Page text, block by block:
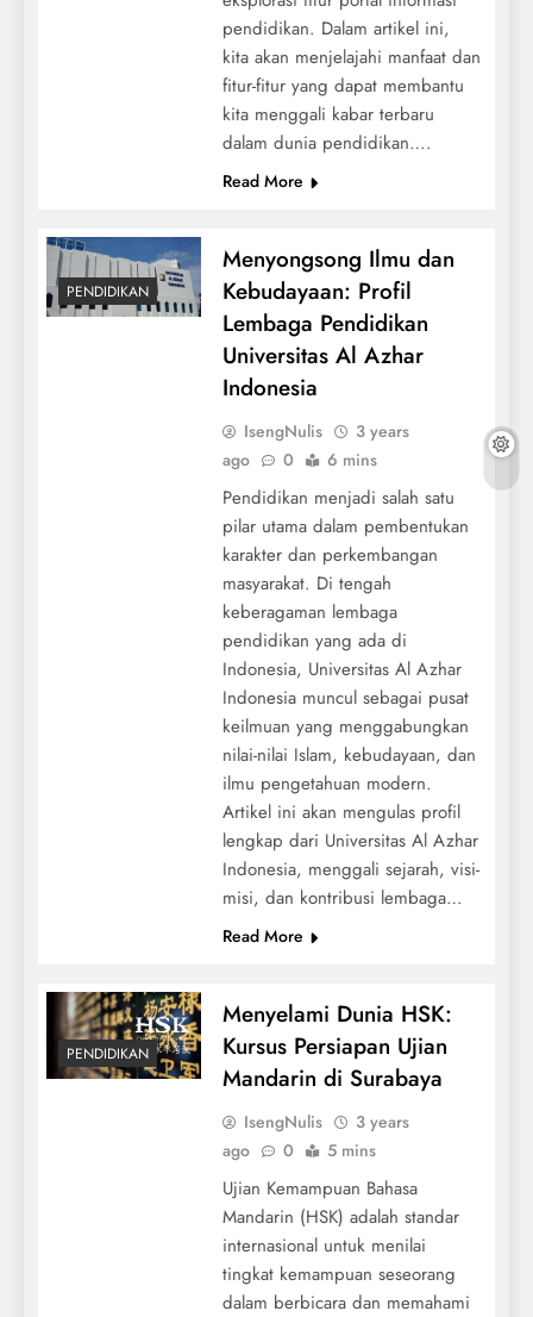
pendidikan. Dalam artikel ini,
kita akan menjelajahi manfaat dan
fitur-fitur yang dapat membantu
kita menggali kabar terbaru
dalam dunia pendidikan….
Read More
PENDIDIKAN
Menyongsong Ilmu dan
Kebudayaan: Profil
Lembaga Pendidikan
Universitas Al Azhar
Indonesia
IsengNulis
3 years
ago
0 6 mins
Pendidikan menjadi salah satu
pilar utama dalam pembentukan
karakter dan perkembangan
masyarakat. Di tengah
keberagaman lembaga
pendidikan yang ada di
Indonesia, Universitas Al Azhar
Indonesia muncul sebagai pusat
keilmuan yang menggabungkan
nilai-nilai Islam, kebudayaan, dan
ilmu pengetahuan modern.
Artikel ini akan mengulas profil
lengkap dari Universitas Al Azhar
Indonesia, menggali sejarah, visi-
misi, dan kontribusi lembaga…
Read More
PENDIDIKAN
Menyelami Dunia HSK:
Kursus Persiapan Ujian
Mandarin di Surabaya
IsengNulis
3 years
ago
0 5 mins
Ujian Kemampuan Bahasa
Mandarin (HSK) adalah standar
internasional untuk menilai
tingkat kemampuan seseorang
dalam berbicara dan memahami